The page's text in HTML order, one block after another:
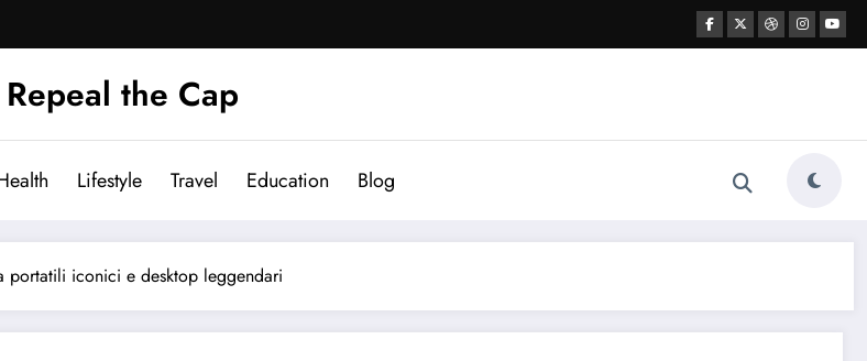
Repeal the Cap
Lifestyle Travel Education Blog
portatili iconici e desktop leggendari